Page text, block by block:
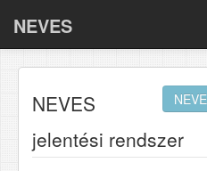
NEVES
Oki kutatások
BELLA
NEVES
jelentési rendszer